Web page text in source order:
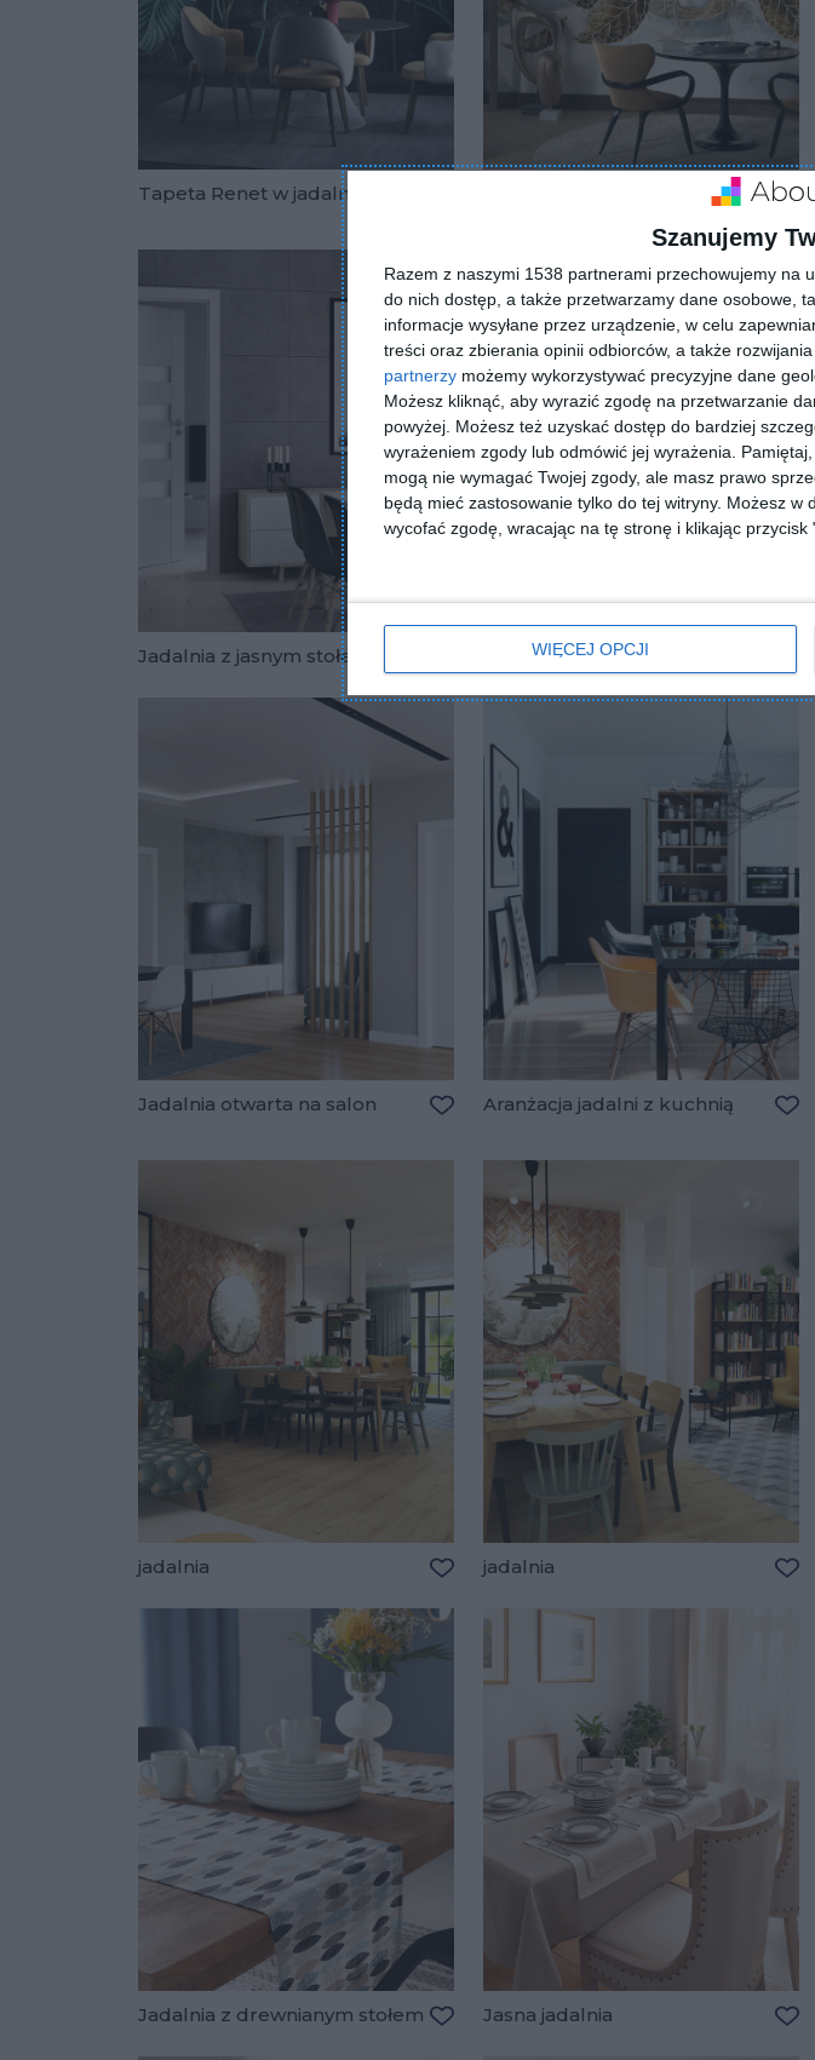
Szanujemy
Razem z naszymi 1538 partnerami przechowujemy na
do nich dostęp, a także przetwarzamy dane osobowe,
informacje wysyłane przez urządzenie, w celu
treści oraz zbierania opinii odbiorców, a także
partnerzy możemy wykorzystywać precyzyjne dane
Możesz kliknąć, aby wyrazić zgodę na przetwarzanie
powyżej. Możesz też uzyskać dostęp do bardziej
wyrażeniem zgody lub odmówić jej wyrażenia.
mogą nie wymagać Twojej zgody, ale masz prawo
będą mieć zastosowanie tylko do tej witryny. Możesz
wycofać zgodę, wracając na tę stronę i klikając przycisk
WIĘCEJ OPCJI
Tapeta Renet w jadalni
Jadalnia z tapetą Bohemia na
Jadalnia z jasnym stołem Otwarta jadalnia
Jadalnia otwarta na salon Aranżacja jadalni z kuchnią
jadalnia jadalnia
Jadalnia z drewnianym stołem Jasna jadalnia